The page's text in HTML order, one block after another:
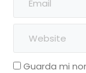
Guarda mi